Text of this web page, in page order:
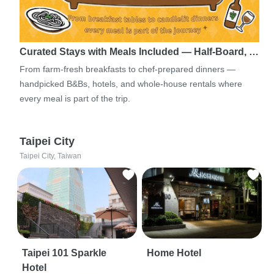
Curated Stays with Meals Included — Half-Board, …
From farm-fresh breakfasts to chef-prepared dinners —
handpicked B&Bs, hotels, and whole-house rentals where
every meal is part of the trip.
Taipei City
Taipei City, Taiwan
Taipei 101 Sparkle
Hotel
Home Hotel